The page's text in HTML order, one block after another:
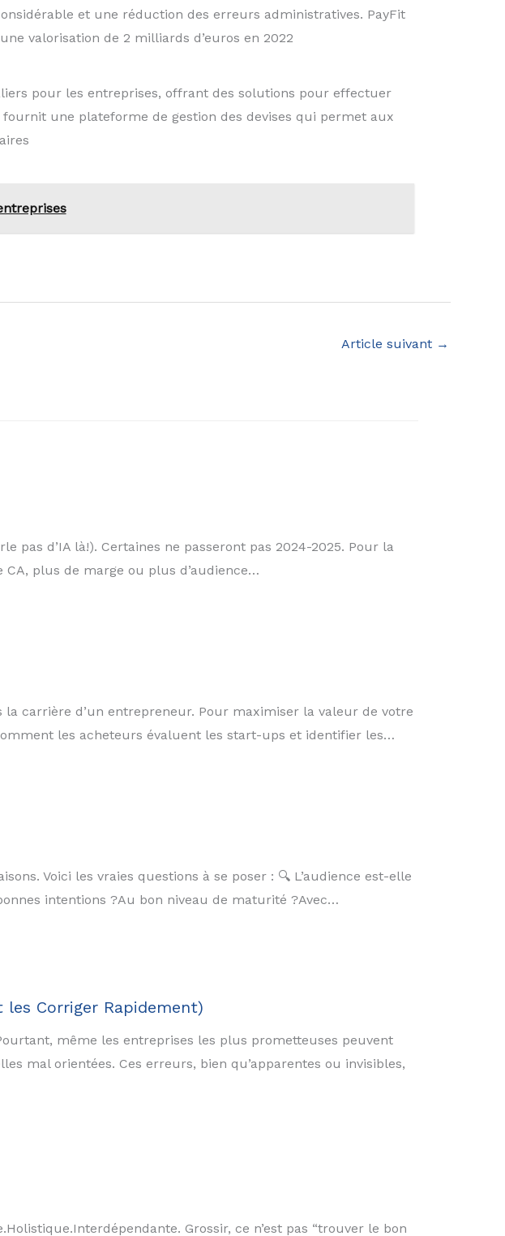
et une réduction des erreurs administratives. PayFit
valorisation de 2 milliards d’euros en 2022
pour les entreprises, offrant des solutions pour effectuer
une plateforme de gestion des devises qui permet aux
Article suivant →
pas d’IA là!). Certaines ne passeront pas 2024-2025. Pour la
plus de marge ou plus d’audience…
carrière d’un entrepreneur. Pour maximiser la valeur de votre
les acheteurs évaluent les start-ups et identifier les…
Voici les vraies questions à se poser : 🔍 L’audience est-elle
intentions ?Au bon niveau de maturité ?Avec…
Corriger Rapidement)
même les entreprises les plus prometteuses peuvent
mal orientées. Ces erreurs, bien qu’apparentes ou invisibles,
Grossir, ce n’est pas “trouver le bon